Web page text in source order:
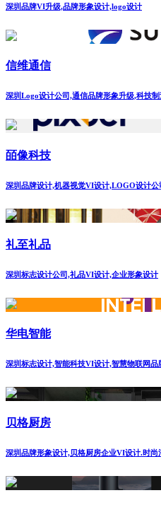
深圳品牌VI升级,品牌形象设计,logo设计
信维通信
深圳Logo设计公司,通信品牌形象升级,科技
皕像科技
深圳品牌设计,机器视觉VI设计,LOGO设计公
礼至礼品
深圳标志设计公司,礼品VI设计,企业形象设计
华电智能
深圳标志设计,智能科技VI设计,智慧物联网品
贝格厨房
深圳品牌形象设计,贝格厨房企业VI设计.时尚